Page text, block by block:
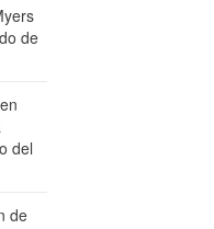
de
del
de